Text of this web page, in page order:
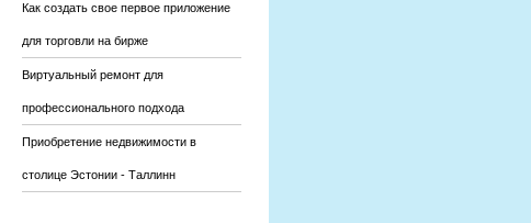
Как создать свое первое приложение
для торговли на бирже
Виртуальный ремонт для
профессионального подхода
Приобретение недвижимости в
столице Эстонии - Таллинн